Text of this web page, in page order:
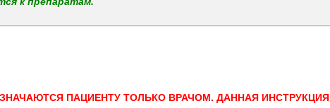
ПАЦИЕНТУ ТОЛЬКО ВРАЧОМ. ДАННАЯ ИНСТРУКЦИЯ